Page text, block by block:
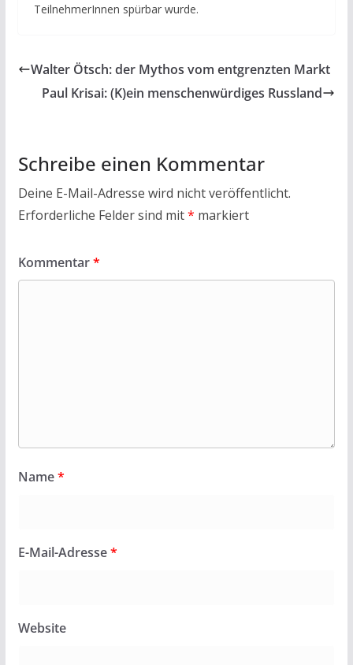
TeilnehmerInnen spürbar wurde.
Walter Ötsch: der Mythos vom entgrenzten Markt
Paul Krisai: (K)ein menschenwürdiges Russland
Schreibe einen Kommentar
Deine E-Mail-Adresse wird nicht veröffentlicht.
Erforderliche Felder sind mit* markiert
Kommentar*
Name*
E-Mail-Adresse*
Website